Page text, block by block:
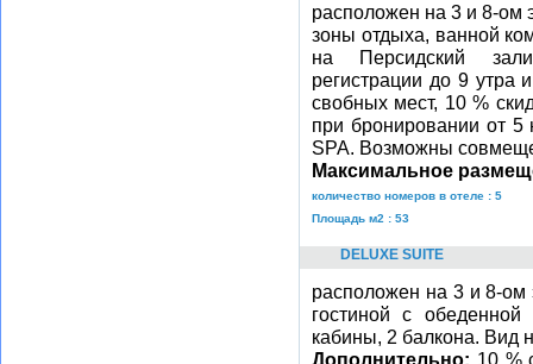
расположен на 3 и 8-ом
зоны отдыха, ванной
на Персидский
регистрации до 9 утра
свобных мест, 10 %
при бронировании от 5
SPA. Возможны
Максимальное
количество номеров в отеле : 5
Площадь м2 : 53
DELUXE SUITE
расположен на 3 и 8-ом
гостиной с
кабины, 2 балкона. Вид
Дополнительно: 10 %